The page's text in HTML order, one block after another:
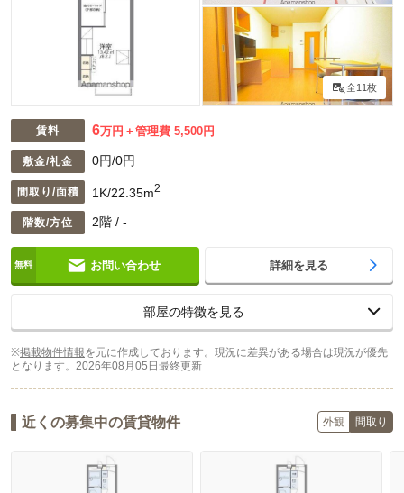
全11枚
賃料 6万円 管理費 5,500円
敷金/礼金 0円/0円
間取り/面積 1K/22.35m2
階数/方位 2階 / -
お問い合わせ 詳細を見る
部屋の特徴を見る
※掲載物件情報を元に作成しております。現況に差異がある場合は現況が優先
となります。 2026年08月05日最終更新
近くの募集中の賃貸物件 外観 間取り